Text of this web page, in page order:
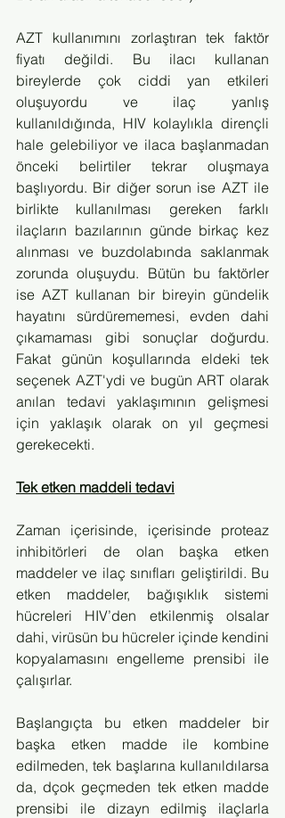
AZT kullanımını zorlaştıran tek faktör
fiyatı değildi. Bu ilacı kullanan
bireylerde çok ciddi yan etkileri
oluşuyordu ve ilaç yanlış
kullanıldığında, HIV kolaylıkla dirençli
hale gelebiliyor ve ilaca başlanmadan
önceki belirtiler tekrar oluşmaya
başlıyordu. Bir diğer sorun ise AZT ile
birlikte kullanılması gereken farklı
ilaçların bazılarının günde birkaç kez
alınması ve buzdolabında saklanmak
zorunda oluşuydu. Bütün bu faktörler
ise AZT kullanan bir bireyin gündelik
hayatını sürdürememesi, evden dahi
çıkamaması gibi sonuçlar doğurdu.
Fakat günün koşullarında eldeki tek
seçenek AZT'ydi ve bugün ART olarak
anılan tedavi yaklaşımının gelişmesi
için yaklaşık olarak on yıl geçmesi
gerekecekti.
Tek etken maddeli tedavi
Zaman içerisinde, içerisinde proteaz
inhibitörleri de olan başka etken
maddeler ve ilaç sınıfları geliştirildi. Bu
etken maddeler, bağışıklık sistemi
hücreleri HIV’den etkilenmiş olsalar
dahi, virüsün bu hücreler içinde kendini
kopyalamasını engelleme prensibi ile
çalışırlar.
Başlangıçta bu etken maddeler bir
başka etken madde ile kombine
edilmeden, tek başlarına kullanıldılarsa
da, dçok geçmeden tek etken madde
prensibi ile dizayn edilmiş ilaçlarla